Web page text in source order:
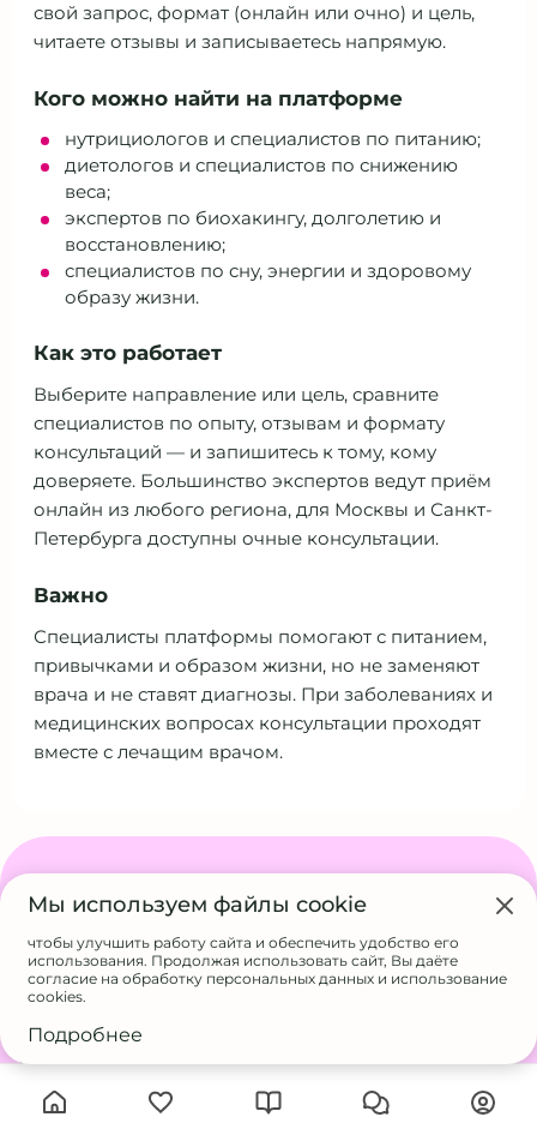
свой запрос, формат (онлайн или очно) и цель,
читаете отзывы и записываетесь напрямую.
Кого можно найти на платформе
нутрициологов и специалистов по питанию;
диетологов и специалистов по снижению
веса;
экспертов по биохакингу, долголетию и
восстановлению;
специалистов по сну, энергии и здоровому
образу жизни.
Как это работает
Выберите направление или цель, сравните
специалистов по опыту, отзывам и формату
консультаций — и запишитесь к тому, кому
доверяете. Большинство экспертов ведут приём
онлайн из любого региона, для Москвы и Санкт-
Петербурга доступны очные консультации.
Важно
Специалисты платформы помогают с питанием,
привычками и образом жизни, но не заменяют
врача и не ставят диагнозы. При заболеваниях и
медицинских вопросах консультации проходят
вместе с лечащим врачом.
Пользователям
Найти специалиста
Бесплатная консультация
Блог и полезные материалы
Контакты
Сотрудничество
Вход для специалиста
Мы используем файлы cookie
чтобы улучшить работу сайта и обеспечить удобство его
использования. Продолжая использовать сайт, Вы даёте
согласие на обработку персональных данных и использование
cookies.
Подробнее